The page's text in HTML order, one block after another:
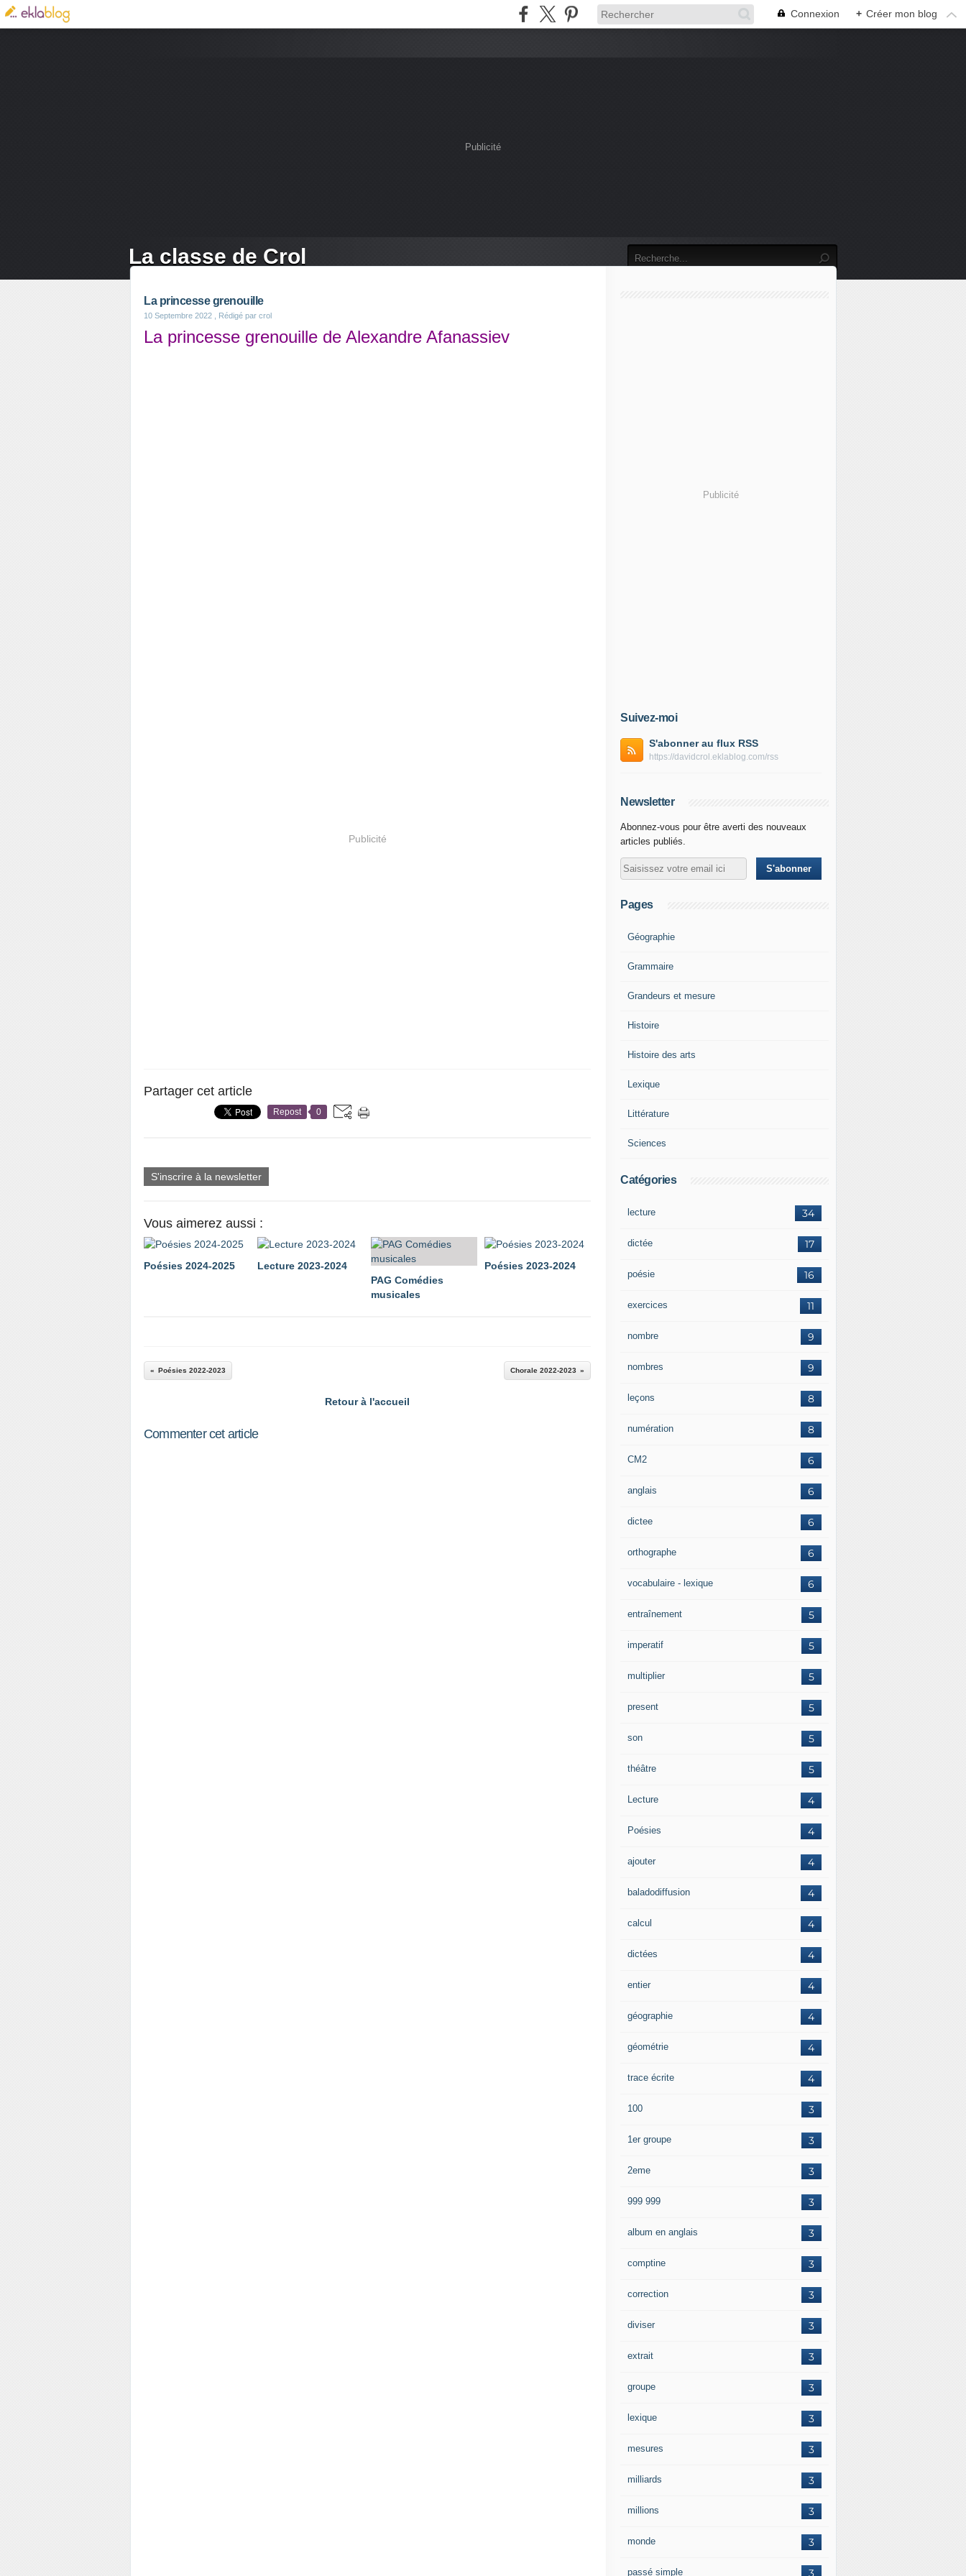
Connexion + Créer mon blog
Publicité
La classe de Crol
La princesse grenouille
10 Septembre 2022 , Rédigé par crol
La princesse grenouille de Alexandre Afanassiev
Publicité
Partager cet article
Repost 0
S'inscrire à la newsletter
Vous aimerez aussi :
Poésies 2024-2025
Lecture 2023-2024
PAG Comédies
musicales
Poésies 2023-2024
Poésies 2022-2023 Chorale 2022-2023
Retour à l'accueil
Commenter cet article
Publicité
Suivez-moi
S'abonner au flux RSS
https://davidcrol.eklablog.com/rss
Newsletter
Abonnez-vous pour être averti des nouveaux
articles publiés.
Pages
Géographie
Grammaire
Grandeurs et mesure
Histoire
Histoire des arts
Lexique
Littérature
Sciences
Catégories
34
lecture
17
dictée
16
poésie
11
exercices
9
nombre
9
nombres
8
leçons
8
numération
6
CM2
6
anglais
6
dictee
6
orthographe
6
vocabulaire - lexique
5
entraînement
5
imperatif
5
multiplier
5
present
5
son
5
théâtre
4
Lecture
4
Poésies
4
ajouter
4
baladodiffusion
4
calcul
4
dictées
4
entier
4
géographie
4
géométrie
4
trace écrite
3
100
3
1er groupe
3
2eme
3
999 999
3
album en anglais
3
comptine
3
correction
3
diviser
3
extrait
3
groupe
3
lexique
3
mesures
3
milliards
3
millions
3
monde
3
passé simple